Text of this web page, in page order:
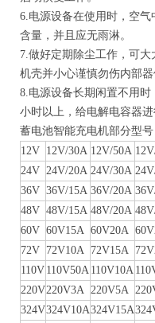
6.电源设备在使用时，空
含量，并且应无雨淋。
7.做好定期除尘工作，可
机壳并小心谨慎勿伤内部
8.电源设备长期闲置不用
小时以上，给电解电容器
蓄电池智能充电机部分型号
12V 12V/30A 12V/50A
24V 24V/20A 24V/30A
36V 36V/15A 36V/20A
48V 48V/15A 48V/20A
60V 60V15A 60V20A
72V 72V10A 72V15A
110V 110V50A 110V10A
220V220V3A 220V5A
324V324V10A324V15A